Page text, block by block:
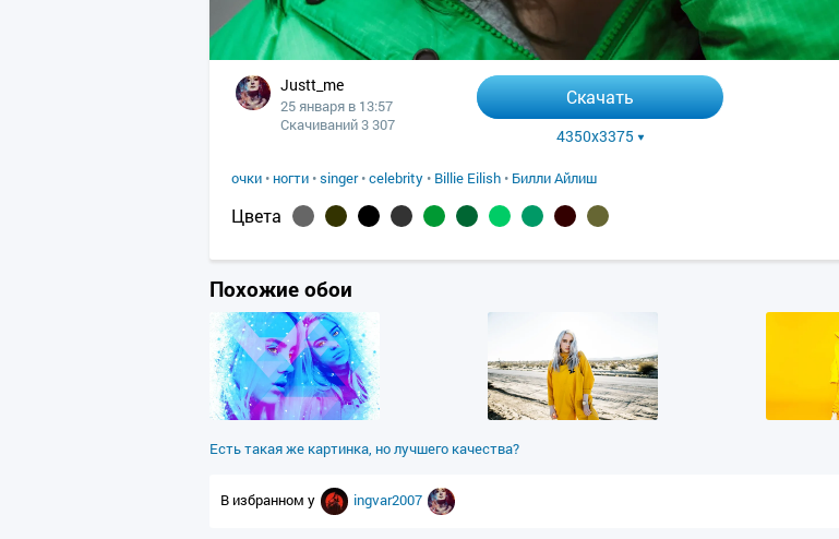
Justt_me
25 января в 13:57
Скачиваний 3 307
Скачать
4350x3375
очки • ногти •singer•celebrity • Billie Eilish • Билли Айлиш
Цвета
Похожие обои
Есть такая же картинка, но лучшего качества?
В избранном у ingvar2007